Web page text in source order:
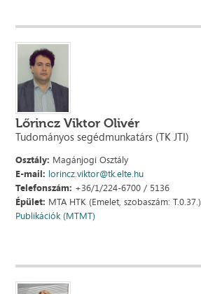
Lőrincz Viktor Olivér
Tudományos segédmunkatárs (TK JTI)
Osztály: Magánjogi Osztály
E-mail: lorincz.viktor@tk.elte.hu
Telefonszám: +36/1/224-6700 / 5136
Épület: MTA HTK (Emelet, szobaszám: T.0.37.)
Publikációk (MTMT)